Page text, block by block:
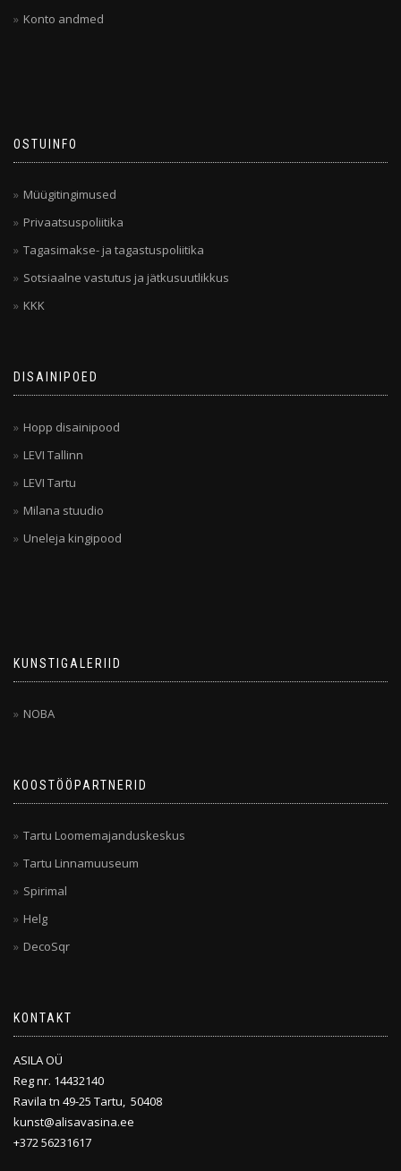
Konto andmed
OSTUINFO
Müügitingimused
Privaatsuspoliitika
Tagasimakse- ja tagastuspoliitika
Sotsiaalne vastutus ja jätkusuutlikkus
KKK
DISAINIPOED
Hopp disainipood
LEVI Tallinn
LEVI Tartu
Milana stuudio
Uneleja kingipood
KUNSTIGALERIID
NOBA
KOOSTÖÖPARTNERID
Tartu Loomemajanduskeskus
Tartu Linnamuuseum
Spirimal
Helg
DecoSqr
KONTAKT
ASILA OÜ
Reg nr. 14432140
Ravila tn 49-25 Tartu, 50408
kunst@alisavasina.ee
+372 56231617